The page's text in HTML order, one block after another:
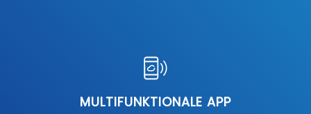
MULTIFUNKTIONALE APP